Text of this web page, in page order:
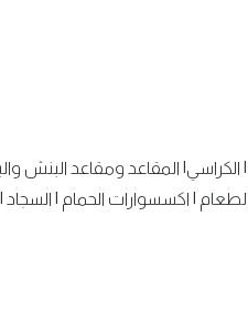
الكراسي المقاعد ومقاعد البنش
اكسسوارات الحمام السجاد